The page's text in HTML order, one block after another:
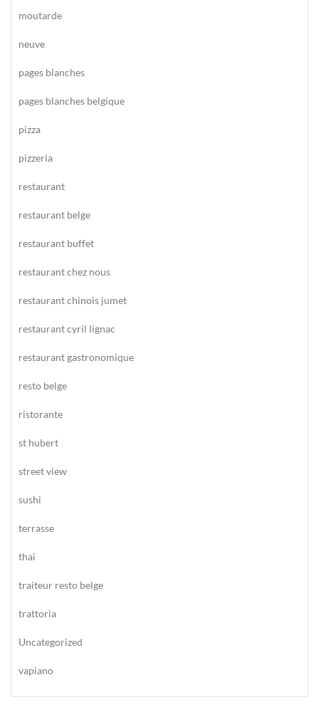
moutarde
neuve
pages blanches
pages blanches belgique
pizza
pizzeria
restaurant
restaurant belge
restaurant buffet
restaurant chez nous
restaurant chinois jumet
restaurant cyril lignac
restaurant gastronomique
resto belge
ristorante
st hubert
street view
sushi
terrasse
thai
traiteur resto belge
trattoria
Uncategorized
vapiano